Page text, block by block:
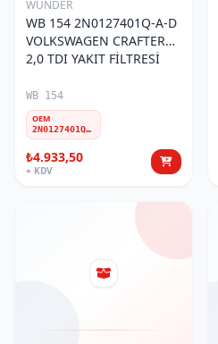
WUNDER
WB 154 2N0127401Q-A-D
VOLKSWAGEN CRAFTER
2,0 TDI YAKIT FİLTRESİ
WB 154
OEM
2N0127401Q-A-D
₺4.933,50
+ KDV